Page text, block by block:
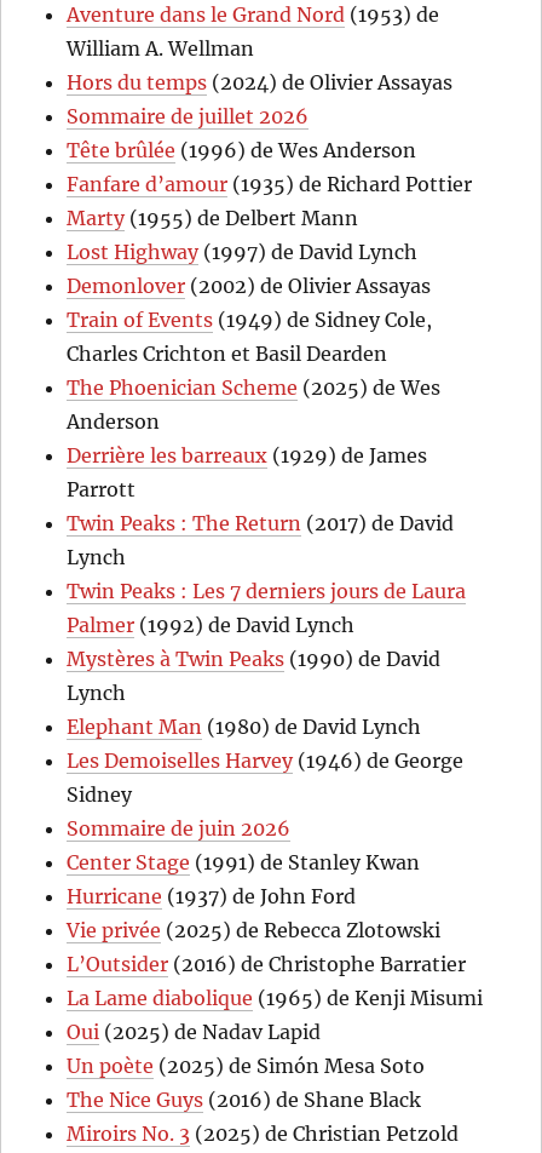
Aventure dans le Grand Nord (1953) de
William A. Wellman
Hors du temps (2024) de Olivier Assayas
Sommaire de juillet 2026
Tête brûlée (1996) de Wes Anderson
Fanfare d’amour (1935) de Richard Pottier
Marty(1955) de Delbert Mann
Lost Highway(1997) de David Lynch
Demonlover (2002) de Olivier Assayas
Train of Events (1949) de Sidney Cole,
Charles Crichton et Basil Dearden
The Phoenician Scheme (2025) de Wes
Anderson
Derrière les barreaux (1929) de James
Parrott
Twin Peaks : The Return (2017) de David
Lynch
Twin Peaks : Les 7 derniers jours de Laura
Palmer (1992) de David Lynch
Mystères à Twin Peaks (1990) de David
Lynch
Elephant Man (1980) de David Lynch
Les Demoiselles Harvey(1946) de George
Sidney
Sommaire de juin 2026
Center Stage (1991) de Stanley Kwan
Hurricane (1937) de John Ford
Vie privée (2025) de Rebecca Zlotowski
L’Outsider (2016) de Christophe Barratier
La Lame diabolique (1965) de Kenji Misumi
Oui (2025) de Nadav Lapid
Un poète (2025) de Simón Mesa Soto
The Nice Guys (2016) de Shane Black
Miroirs No. 3 (2025) de Christian Petzold